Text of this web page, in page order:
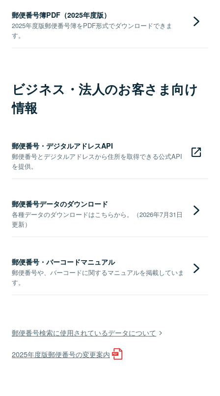
郵便番号簿PDF（2025年度版）
2025年度版郵便番号簿をPDF形式でダウンロードできま
す。
ビジネス・法人のお客さま向け
情報
郵便番号・デジタルアドレスAPI
郵便番号とデジタルアドレスから住所を取得できる公式API
を提供。
郵便番号データのダウンロード
各種データのダウンロードはこちらから。（2026年7月31日
更新）
郵便番号・バーコードマニュアル
郵便番号や、バーコードに関するマニュアルを掲載していま
す。
郵便番号検索に使用されているデータについて
2025年度版郵便番号の変更案内